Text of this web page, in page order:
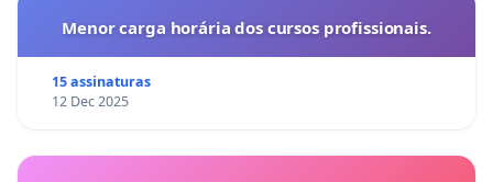
Menor carga horária dos cursos profissionais.
15 assinaturas
12 Dec 2025